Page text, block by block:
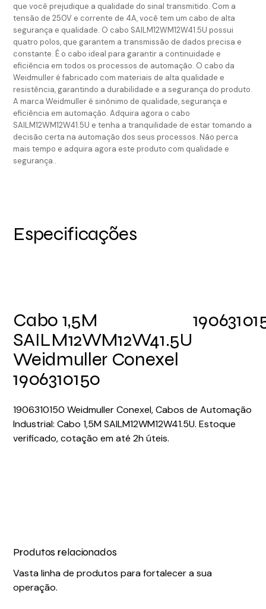
que você prejudique a qualidade do sinal transmitido. Com a
tensão de 250V e corrente de 4A, você tem um cabo de alta
segurança e qualidade. O cabo SAILM12WM12W41.5U possui
quatro polos, que garantem a transmissão de dados precisa e
constante. É o cabo ideal para garantir a continuidade e
eficiência em todos os processos de automação. O cabo da
Weidmuller é fabricado com materiais de alta qualidade e
resistência, garantindo a durabilidade e a segurança do produto.
A marca Weidmuller é sinônimo de qualidade, segurança e
eficiência em automação. Adquira agora o cabo
SAILM12WM12W41.5U e tenha a tranquilidade de estar tomando a
decisão certa na automação dos seus processos. Não perca
mais tempo e adquira agora este produto com qualidade e
segurança..
Especificações
Cabo 1,5M
SAILM12WM12W41.5U
Weidmuller Conexel
1906310150
1906310150 Weidmuller Conexel, Cabos de Automação
Industrial: Cabo 1,5M SAILM12WM12W41.5U. Estoque
verificado, cotação em até 2h úteis.
Produtos relacionados
Vasta linha de produtos para fortalecer a sua
operação.